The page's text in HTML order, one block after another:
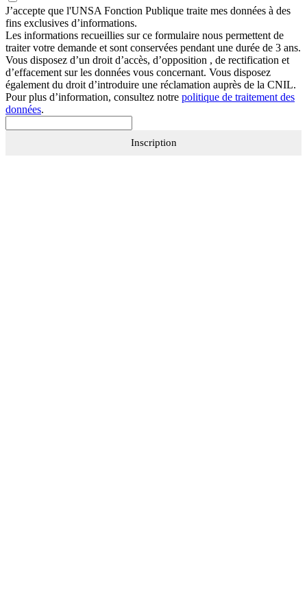
J’accepte que l'UNSA Fonction Publique traite mes données à des
fins exclusives d’informations.
Les informations recueillies sur ce formulaire nous permettent de
traiter votre demande et sont conservées pendant une durée de 3 ans.
Vous disposez d’un droit d’accès, d’opposition , de rectification et
d’effacement sur les données vous concernant. Vous disposez
également du droit d’introduire une réclamation auprès de la CNIL.
Pour plus d’information, consultez notre politique de traitement des
données.
Inscription